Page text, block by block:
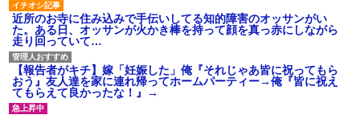
触らないでよ！」キチママ『そ
こに金庫があったから、開けて
みようとしただけ☆』義兄「泥
は出てけ！二度と来るな！」結
果・・・
私「初めて飲む味だけどなん
のお茶？」彼「ちっ！」私「」
【GIF】JSのカンチョーワロ
タ
近所のお寺に住み込みで手伝いしてる知的障害のオッサンがい
た。ある日、オッサンが火かき棒を持って顔を真っ赤にしながら
走り回っていて…
【報告者がキチ】嫁「妊娠した」俺『それじゃあ皆に祝ってもら
おう』友人達を家に連れ帰ってホームパーティー→俺『皆に祝え
てもらえて良かったな！』→